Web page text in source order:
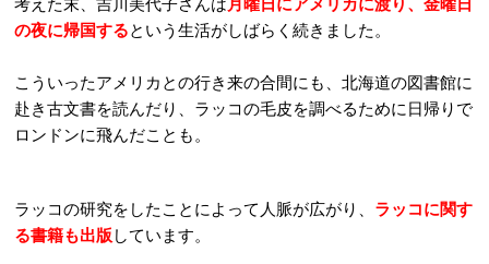
の夜に帰国するという生活がしばらく続きました。
こういったアメリカとの行き来の合間にも、北海道の図書館に
赴き古文書を読んだり、ラッコの毛皮を調べるために日帰りで
ロンドンに飛んだことも。
ラッコの研究をしたことによって人脈が広がり、 ラッコに関す
る書籍も出版 しています。